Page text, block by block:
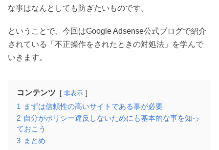
な事はなんとしても防ぎたいものです。
ということで、今回はGoogle Adsense公式ブログで紹介
されている「不正操作をされたときの対処法」を学んで
いきます。
コンテンツ 非表示
1 まずは信頼性の高いサイトである事が必要
2 自分がポリシー違反しないためにも基本的な事を知っ
ておこう
3 まとめ